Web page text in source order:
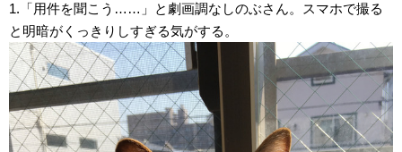
1.「用件を聞こう……」と劇画調なしのぶさん。スマホで撮る
と明暗がくっきりしすぎる気がする。